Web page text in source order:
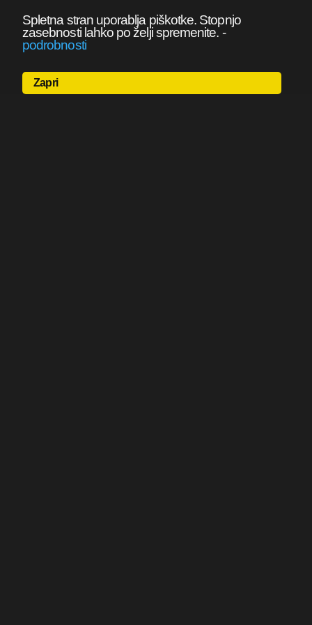
Spletna stran uporablja piškotke. Stopnjo
zasebnosti lahko po želji spremenite. -
podrobnosti
Zapri